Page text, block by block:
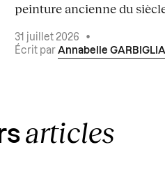
peinture ancienne du
31 juillet 2026
•
Écrit par Annabelle GARBIGLIA
articles